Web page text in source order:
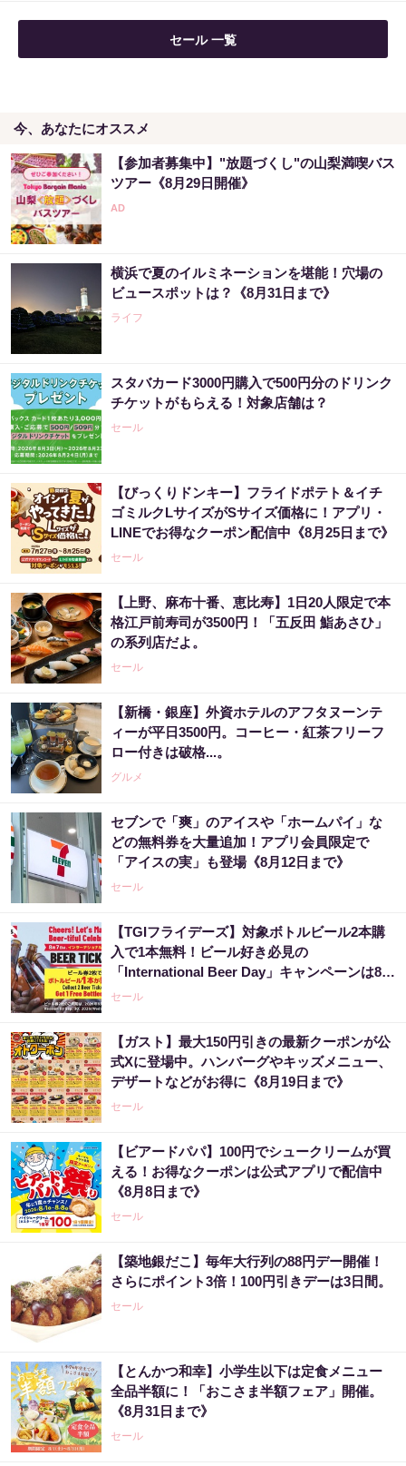
セール 一覧
今、あなたにオススメ
【参加者募集中】"放題づくし"の山梨満喫バス
ツアー《8月29日開催》
横浜で夏のイルミネーションを堪能！穴場の
ビュースポットは？《8月31日まで》
ライフ
スタバカード3000円購入で500円分のドリンク
チケットがもらえる！対象店舗は？
セール
【びっくりドンキー】フライドポテト＆イチ
ゴミルクLサイズがSサイズ価格に！アプリ・
LINEでお得なクーポン配信中《8月25日まで》
セール
【上野、麻布十番、恵比寿】1日20人限定で本
格江戸前寿司が3500円！「五反田 鮨あさひ」
の系列店だよ。
セール
【新橋・銀座】外資ホテルのアフタヌーンテ
ィーが平日3500円。コーヒー・紅茶フリーフ
ロー付きは破格...。
グルメ
セブンで「爽」のアイスや「ホームパイ」な
どの無料券を大量追加！アプリ会員限定で
「アイスの実」も登場《8月12日まで》
セール
【TGIフライデーズ】対象ボトルビール2本購
入で1本無料！ビール好き必見の
「International Beer Day」キャンペーンは8月
9日まで。
セール
【ガスト】最大150円引きの最新クーポンが公
式Xに登場中。ハンバーグやキッズメニュー、
デザートなどがお得に《8月19日まで》
セール
【ビアードパパ】100円でシュークリームが買
える！お得なクーポンは公式アプリで配信中
《8月8日まで》
セール
【築地銀だこ】毎年大行列の88円デー開催！
さらにポイント3倍！100円引きデーは3日間。
セール
【とんかつ和幸】小学生以下は定食メニュー
全品半額に！「おこさま半額フェア」開催。
《8月31日まで》
セール